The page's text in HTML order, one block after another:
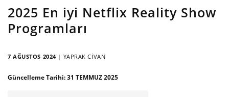
2025 En iyi Netflix Reality Show
Programları
7 AĞUSTOS 2024| YAPRAK CIVAN
Güncelleme Tarihi:31 TEMMUZ 2025